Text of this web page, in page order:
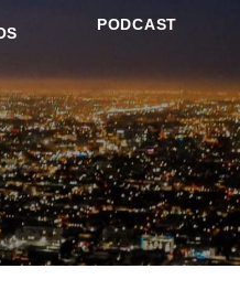
PODCAST